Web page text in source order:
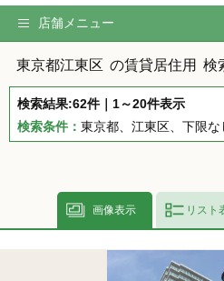
店舗メニュー
東京都江東区 の賃貸居住用 検
検索結果:62件｜1～20件表示
検索条件： 東京都、江東区、下限なし～上限なし、指定しない、指定なし
画像表示 リスト
借りたい
貸したい
企業情報